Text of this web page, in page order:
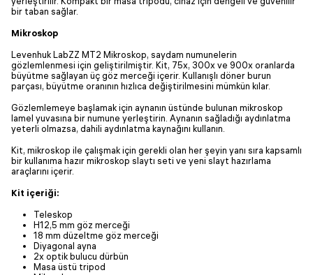
bir taban sağlar.
Mikroskop
Levenhuk LabZZ MT2 Mikroskop, saydam numunelerin
gözlemlenmesi için geliştirilmiştir. Kit, 75x, 300x ve 900x oranlarda
büyütme sağlayan üç göz merceği içerir. Kullanışlı döner burun
parçası, büyütme oranının hızlıca değiştirilmesini mümkün kılar.
Gözlemlemeye başlamak için aynanın üstünde bulunan mikroskop
lamel yuvasına bir numune yerleştirin. Aynanın sağladığı aydınlatma
yeterli olmazsa, dahili aydınlatma kaynağını kullanın.
Kit, mikroskop ile çalışmak için gerekli olan her şeyin yanı sıra kapsamlı
bir kullanıma hazır mikroskop slaytı seti ve yeni slayt hazırlama
araçlarını içerir.
Kit içeriği:
Teleskop
H12,5 mm göz merceği
18 mm düzeltme göz merceği
Diyagonal ayna
2x optik bulucu dürbün
Masa üstü tripod